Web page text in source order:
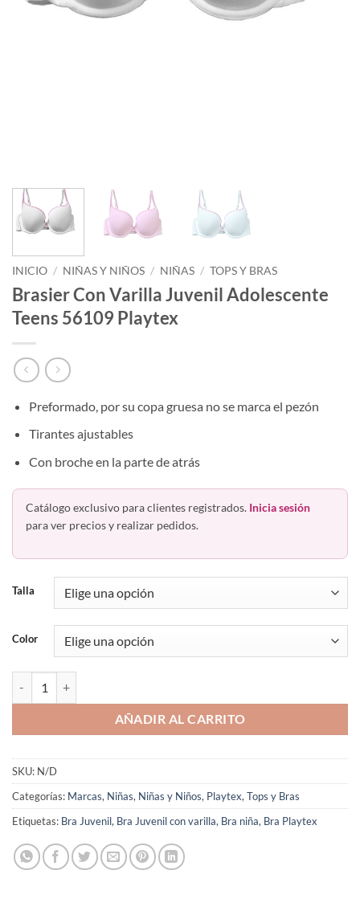
INICIO / NIÑAS Y NIÑOS / NIÑAS / TOPS Y BRAS
Brasier Con Varilla Juvenil Adolescente
Teens 56109 Playtex
Preformado, por su copa gruesa no se marca el pezón
Tirantes ajustables
Con broche en la parte de atrás
Catálogo exclusivo para clientes registrados. Inicia sesión
para ver precios y realizar pedidos.
Talla
Color
AÑADIR AL CARRITO
SKU: N/D
Categorías: Marcas, Niñas, Niñas y Niños, Playtex, Tops y Bras
Etiquetas: Bra Juvenil, Bra Juvenil con varilla, Bra niña, Bra Playtex